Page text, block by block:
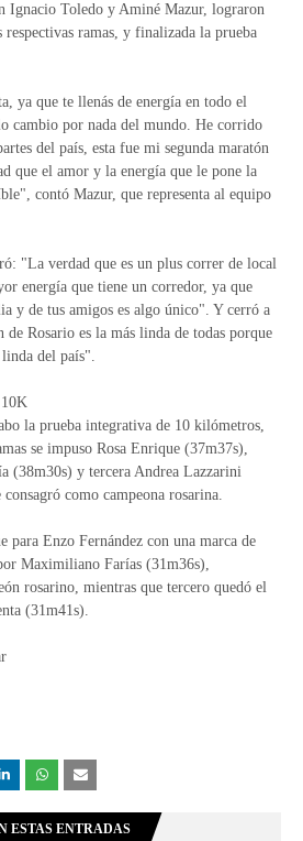
Ignacio Toledo y Aminé Mazur, lograron
respectivas ramas, y finalizada la prueba
ya que te llenás de energía en todo el
cambio por nada del mundo. He corrido
del país, esta fue mi segunda maratón
que el amor y la energía que le pone la
contó Mazur, que representa al equipo
"La verdad que es un plus correr de local
energía que tiene un corredor, ya que
y de tus amigos es algo único". Y cerró a
Rosario es la más linda de todas porque
del país".
la prueba integrativa de 10 kilómetros,
se impuso Rosa Enrique (37m37s),
(38m30s) y tercera Andrea Lazzarini
como campeona rosarina.
para Enzo Fernández con una marca de
Maximiliano Farías (31m36s),
rosarino, mientras que tercero quedó el
(31m41s).
ESTAS ENTRADAS